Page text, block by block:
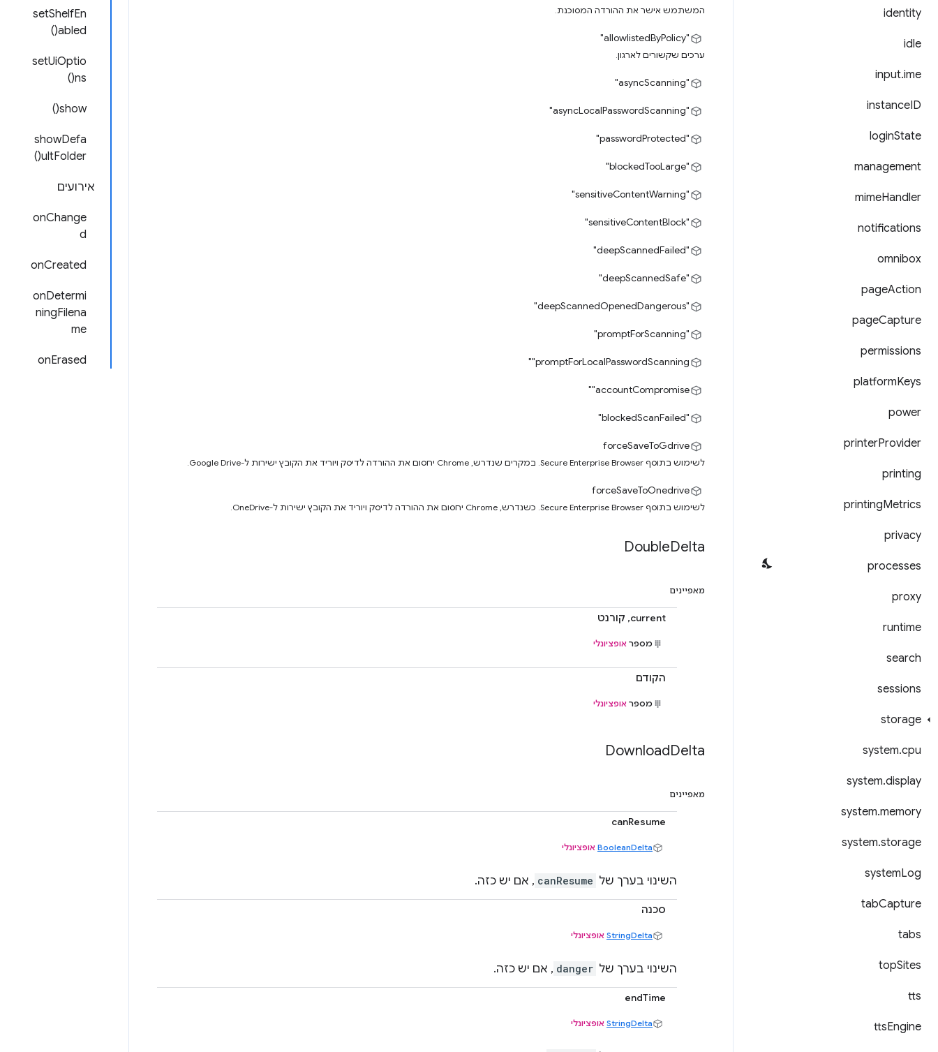
identity
idle
input.ime
instanceID
loginState
management
mimeHandler
notifications
omnibox
pageAction
pageCapture
permissions
platformKeys
power
printerProvider
printing
printingMetrics
privacy
processes
proxy
runtime
search
sessions
storage
system.cpu
system.display
system.memory
system.storage
systemLog
tabCapture
tabs
topSites
tts
ttsEngine
setShelfEn
abled()
setUiOptio
ns()
show()
showDefa
ultFolder()
אירועים
onChange
d
onCreated
onDetermi
ningFilena
me
onErased
המשתמש אישר את ההורדה המסוכנת.
"allowlistedByPolicy"
ערכים שקשורים לארגון.
"asyncScanning"
"asyncLocalPasswordScanning"
"passwordProtected"
"blockedTooLarge"
"sensitiveContentWarning"
"sensitiveContentBlock"
"deepScannedFailed"
"deepScannedSafe"
"deepScannedOpenedDangerous"
"promptForScanning"
‎"promptForLocalPasswordScanning"
‎"accountCompromise"
"blockedScanFailed"
forceSaveToGdrive
לשימוש בתוסף Secure Enterprise Browser. במקרים שנדרש, Chrome יחסום את ההורדה לדיסק ויוריד את הקובץ ישירות ל-Google Drive.
forceSaveToOnedrive
לשימוש בתוסף Secure Enterprise Browser. כשנדרש, Chrome יחסום את ההורדה לדיסק ויוריד את הקובץ ישירות ל-OneDrive.
DoubleDelta
מאפיינים
current, קורנט
מספר אופציונלי
הקודם
מספר אופציונלי
DownloadDelta
מאפיינים
canResume
BooleanDelta אופציונלי
השינוי בערך של canResume , אם יש כזה.
סכנה
StringDelta אופציונלי
השינוי בערך של danger , אם יש כזה.
endTime
StringDelta אופציונלי